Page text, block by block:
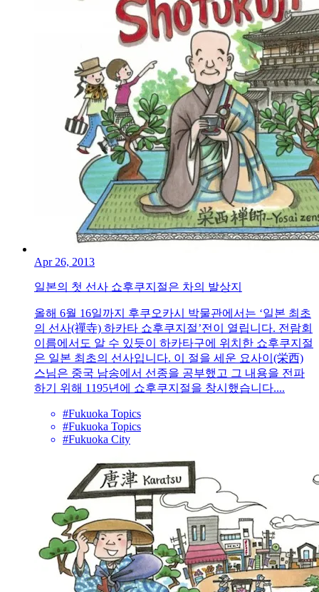
Apr 26, 2013
일본의 첫 선사 쇼후쿠지절은 차의 발상지
올해 6월 16일까지 후쿠오카시 박물관에서는 ‘일본 최초
의 선사(禪寺) 하카타 쇼후쿠지절’전이 열립니다. 전람회
이름에서도 알 수 있듯이 하카타구에 위치한 쇼후쿠지절
은 일본 최초의 선사입니다. 이 절을 세운 요사이(栄西)
스님은 중국 남송에서 선종을 공부했고 그 내용을 전파
하기 위해 1195년에 쇼후쿠지절을 창시했습니다....
#Fukuoka Topics
#Fukuoka Topics
#Fukuoka City